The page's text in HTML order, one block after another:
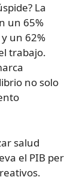
La
un 65%
un 62%
trabajo.
no solo
salud
el PIB per